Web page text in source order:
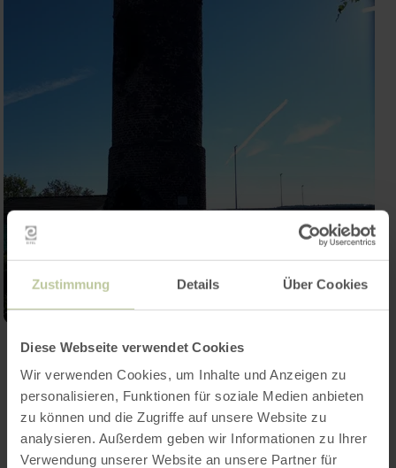
Zustimmung Details Über Cookies
Diese Webseite verwendet Cookies
Wir verwenden Cookies, um Inhalte und Anzeigen zu
personalisieren, Funktionen für soziale Medien anbieten
zu können und die Zugriffe auf unsere Website zu
analysieren. Außerdem geben wir Informationen zu Ihrer
Verwendung unserer Website an unsere Partner für